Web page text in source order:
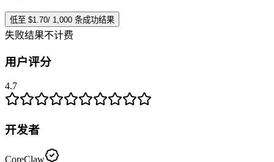
低至 $1.70/ 1,000 条成功结果
失败结果不计费
用户评分
4.7
开发者
CoreClaw